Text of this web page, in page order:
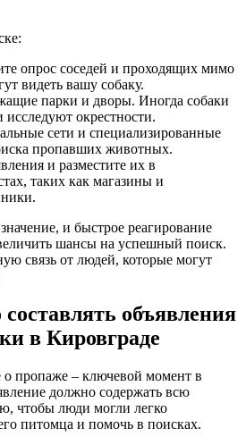
опрос соседей и проходящих мимо
видеть вашу собаку.
парки и дворы. Иногда собаки
исследуют окрестности.
сети и специализированные
пропавших животных.
и разместите их в
таких как магазины и
и быстрое реагирование
шансы на успешный поиск.
связь от людей, которые могут
объявления
в Кировграде
о пропаже – ключевой момент в
должно содержать всю
чтобы люди могли легко
питомца и помочь в поисках.